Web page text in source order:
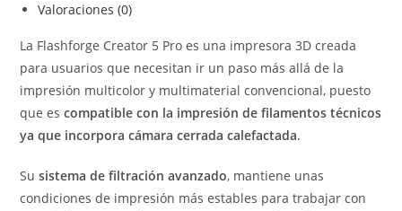
Valoraciones (0)
La Flashforge Creator 5 Pro es una impresora 3D creada
para usuarios que necesitan ir un paso más allá de la
impresión multicolor y multimaterial convencional, puesto
que escompatible con la impresión de filamentos técnicos
ya que incorpora cámara cerrada calefactada.
Susistema de filtración avanzado, mantiene unas
condiciones de impresión más estables para trabajar con